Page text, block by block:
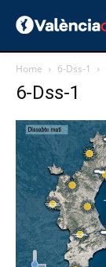
Home 6-Dss-1
6-Dss-1